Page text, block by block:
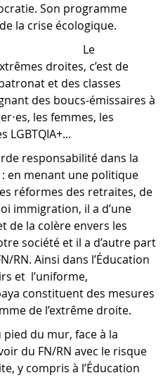
Son programme
la crise écologique.
Le
droites, c’est de
et des classes
des boucs-émissaires à
les femmes, les
LGBTQIA+...
responsabilité dans la
en menant une politique
réformes des retraites, de
immigration, il a d’une
de la colère envers les
société et il a d’autre part
RN. Ainsi dans l’Éducation
et l’uniforme,
constituent des mesures
de l’extrême droite.
du mur, face à la
du FN/RN avec le risque
y compris à l’Éducation